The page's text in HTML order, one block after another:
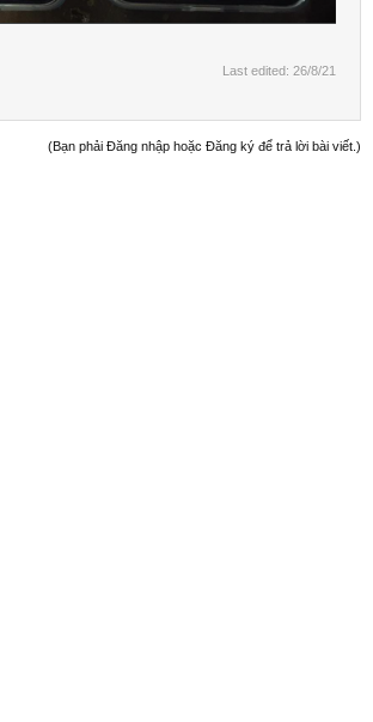
Last edited: 26/8/21
(Bạn phải Đăng nhập hoặc Đăng ký để trả lời bài viết.)